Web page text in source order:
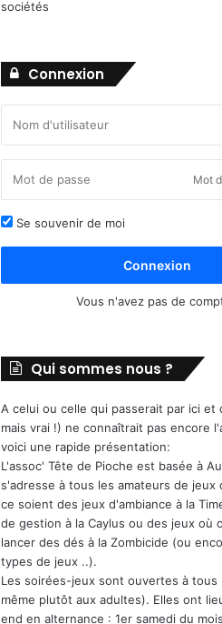
sociétés
Connexion
Mot
Se souvenir de moi
Connexion
Vous n'avez pas de
Qui sommes nous ?
A celui ou celle qui passerait par ici et
mais vrai !) ne connaîtrait pas encore
voici une rapide présentation:
L'assoc' Tête de Pioche est basée à
s'adresse à tous les amateurs de jeux
ce soient des jeux d'ambiance à la
de gestion à la Caylus ou des jeux où
lancer des dés à la Zombicide (ou
types de jeux ..).
Les soirées-jeux sont ouvertes à tous
même plutôt aux adultes). Elles ont
end en alternance : 1er samedi du